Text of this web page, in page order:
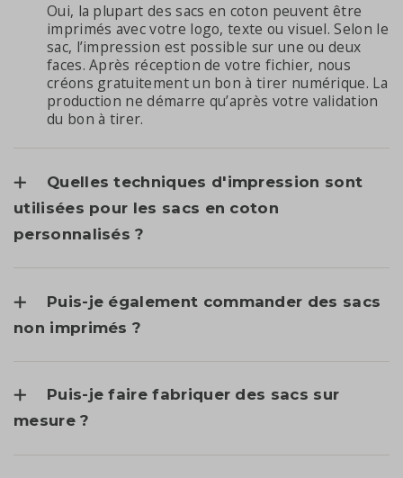
Oui, la plupart des sacs en coton peuvent être
imprimés avec votre logo, texte ou visuel. Selon le
sac, l’impression est possible sur une ou deux
faces. Après réception de votre fichier, nous
créons gratuitement un bon à tirer numérique. La
production ne démarre qu’après votre validation
du bon à tirer.
Quelles techniques d'impression sont
utilisées pour les sacs en coton
personnalisés ?
Puis-je également commander des sacs
non imprimés ?
Puis-je faire fabriquer des sacs sur
mesure ?